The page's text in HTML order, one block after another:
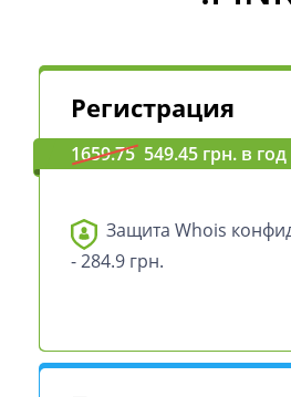
Регистрация
1659.75 549.45 грн. в год
Защита Whois
- 284.9 грн.